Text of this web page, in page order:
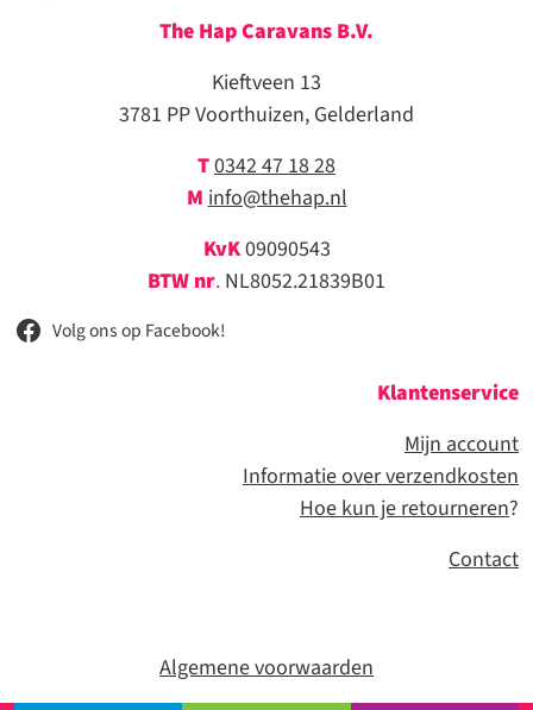
The Hap Caravans B.V.
Kieftveen 13
3781 PP Voorthuizen, Gelderland
T0342 47 18 28
M info@thehap.nl
KvK09090543
BTW nr. NL8052.21839B01
Volg ons op Facebook!
Klantenservice
Mijn account
Informatie over verzendkosten
Hoe kun je retourneren?
Contact
Algemene voorwaarden